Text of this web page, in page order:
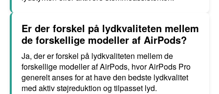
Er der forskel på lydkvaliteten mellem
de forskellige modeller af AirPods?
Ja, der er forskel på lydkvaliteten mellem de
forskellige modeller af AirPods, hvor AirPods Pro
generelt anses for at have den bedste lydkvalitet
med aktiv støjreduktion og tilpasset lyd.